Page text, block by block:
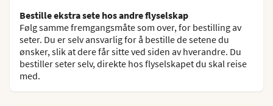
Bestille ekstra sete hos andre flyselskap
Følg samme fremgangsmåte som over, for bestilling av
seter. Du er selv ansvarlig for å bestille de setene du
ønsker, slik at dere får sitte ved siden av hverandre. Du
bestiller seter selv, direkte hos flyselskapet du skal reise
med.